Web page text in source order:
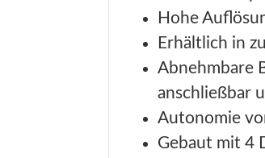
Hohe
Erhältlich in
Abnehmbare
anschließbar
Autonomie
Gebaut mit 4